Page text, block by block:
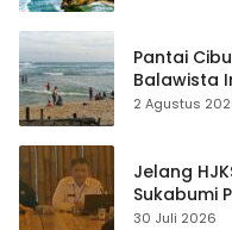
Pantai
Balawista
Waspada
2 Agustus
Jelang
Sukabumi
Publikasi
30 Juli 2026